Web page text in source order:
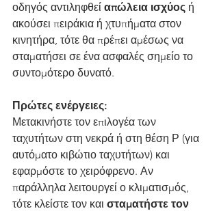
οδηγός αντιληφθεί απώλεια ισχύος ή
ακούσει πειράκια ή χτυπήματα στον
κινητήρα, τότε θα πρέπει αμέσως να
σταματήσει σε ένα ασφαλές σημείο το
συντομότερο δυνατό.
Πρώτες ενέργειες:
Μετακινήστε τον επιλογέα των
ταχυτήτων στη νεκρά ή στη θέση Ρ (για
αυτόματο κιβώτιο ταχυτήτων) και
εφαρμόστε το χειρόφρενο. Αν
παράλληλα λειτουργεί ο κλιματισμός,
τότε κλείστε τον και σταματήστε τον